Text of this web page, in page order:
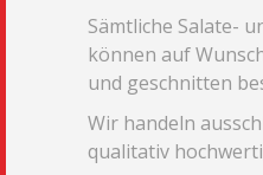
Sämtliche Salate-
können auf
und geschnitten
Wir handeln
qualitativ